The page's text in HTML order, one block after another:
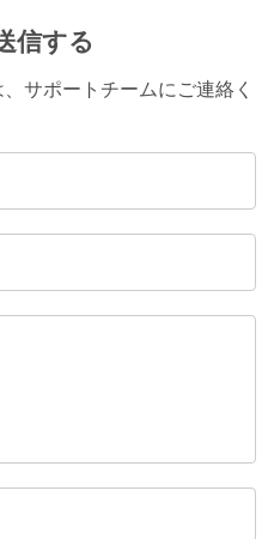
信する
サポートチームにご連絡く